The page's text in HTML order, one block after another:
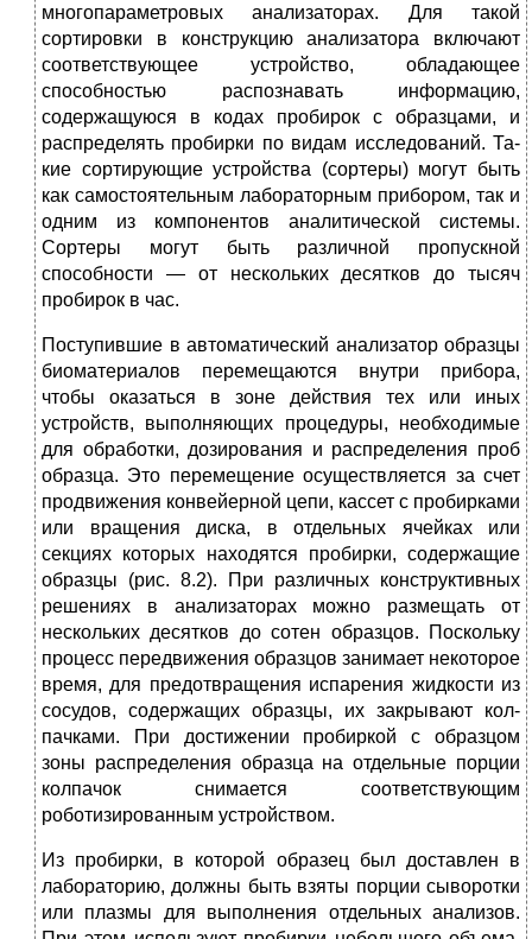
многопараметровых анализаторах. Для такой
сортировки в конструкцию анализатора включают
соответствующее устройство, обладающее
способностью распознавать информацию,
содержащуюся в кодах пробирок с образцами, и
распределять пробирки по видам исследований. Та­
кие сортирующие устройства (сортеры) могут быть
как самосто­ятельным лабораторным прибором, так и
одним из компонентов аналитической системы.
Сортеры могут быть различной пропуск­ной
способности — от нескольких десятков до тысяч
пробирок в час.
Поступившие в автоматический анализатор образцы
биомате­риалов перемещаются внутри прибора,
чтобы оказаться в зоне действия тех или иных
устройств, выполняющих процедуры, не­обходимые
для обработки, дозирования и распределения проб
образца. Это перемещение осуществляется за счет
продвижения конвейерной цепи, кассет с пробирками
или вращения диска, в отдельных ячейках или
секциях которых находятся пробирки, содержащие
образцы (рис. 8.2). При различных конструктивных
решениях в анализаторах можно размещать от
нескольких десят­ков до сотен образцов. Поскольку
процесс передвижения образ­цов занимает некоторое
время, для предотвращения испарения жидкости из
сосудов, содержащих образцы, их закрывают кол­
пачками. При достижении пробиркой с образцом
зоны распреде­ления образца на отдельные порции
колпачок снимается соответ­ствующим
роботизированным устройством.
Из пробирки, в которой образец был доставлен в
лаборато­рию, должны быть взяты порции сыворотки
или плазмы для вы­полнения отдельных анализов.